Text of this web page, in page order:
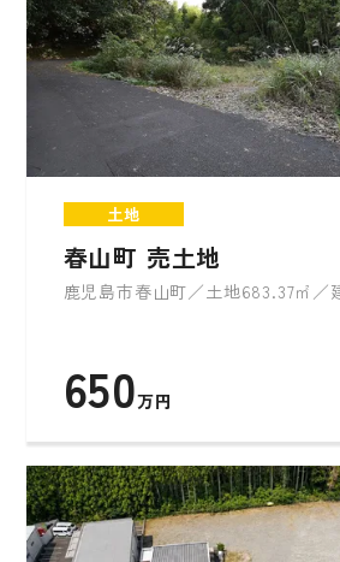
土地
春山町 売土地
鹿児島市春山町／土地683.37㎡／
650万円